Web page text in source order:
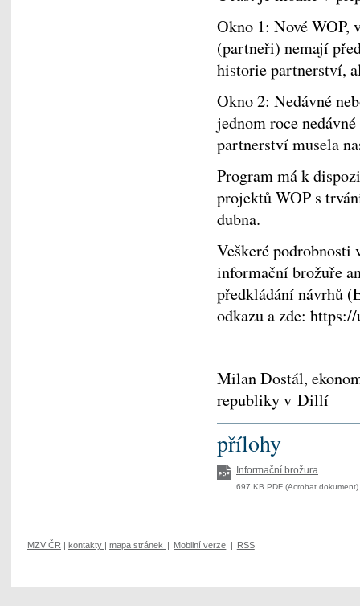
Okno 1: Nové WOP,
(partneři) nemají
historie partnerství,
Okno 2: Nedávné
jednom roce
partnerství musela
Program má k
projektů WOP s
dubna.
Veškeré
informační brožuře
předkládání návrhů
odkazu a zde:
Milan Dostál,
republiky v Dillí
přílohy
Informační brožura
697 KB PDF (Acrobat
MZV ČR | kontakty | mapa stránek | Mobilní verze | RSS